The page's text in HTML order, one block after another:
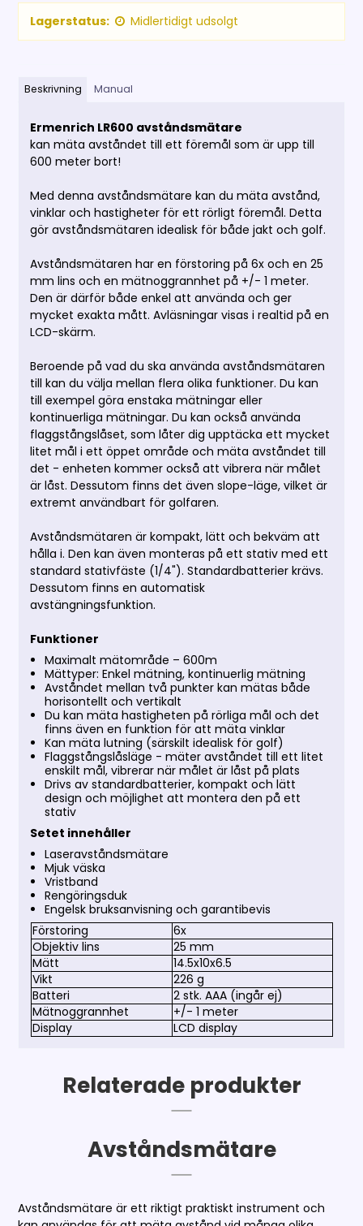
Lagerstatus: Midlertidigt udsolgt
Beskrivning Manual
Ermenrich LR600 avståndsmätare
kan mäta avståndet till ett föremål som är upp till
600 meter bort!
Med denna avståndsmätare kan du mäta avstånd,
vinklar och hastigheter för ett rörligt föremål. Detta
gör avståndsmätaren idealisk för både jakt och golf.
Avståndsmätaren har en förstoring på 6x och en 25
mm lins och en mätnoggrannhet på +/- 1 meter.
Den är därför både enkel att använda och ger
mycket exakta mått. Avläsningar visas i realtid på en
LCD-skärm.
Beroende på vad du ska använda avståndsmätaren
till kan du välja mellan flera olika funktioner. Du kan
till exempel göra enstaka mätningar eller
kontinuerliga mätningar. Du kan också använda
flaggstångslåset, som låter dig upptäcka ett mycket
litet mål i ett öppet område och mäta avståndet till
det - enheten kommer också att vibrera när målet
är låst. Dessutom finns det även slope-läge, vilket är
extremt användbart för golfaren.
Avståndsmätaren är kompakt, lätt och bekväm att
hålla i. Den kan även monteras på ett stativ med ett
standard stativfäste (1/4"). Standardbatterier krävs.
Dessutom finns en automatisk
avstängningsfunktion.
Funktioner
Maximalt mätområde – 600m
Mättyper: Enkel mätning, kontinuerlig mätning
Avståndet mellan två punkter kan mätas både
horisontellt och vertikalt
Du kan mäta hastigheten på rörliga mål och det
finns även en funktion för att mäta vinklar
Kan mäta lutning (särskilt idealisk för golf)
Flaggstångslåsläge - mäter avståndet till ett litet
enskilt mål, vibrerar när målet är låst på plats
Drivs av standardbatterier, kompakt och lätt
design och möjlighet att montera den på ett
stativ
Setet innehåller
Laseravståndsmätare
Mjuk väska
Vristband
Rengöringsduk
Engelsk bruksanvisning och garantibevis
Förstoring
6x
Objektiv lins
25 mm
Mätt
14.5x10x6.5
Vikt
226 g
Batteri
2 stk. AAA (ingår ej)
Mätnoggrannhet
+/- 1 meter
Display
LCD display
Relaterade produkter
Avståndsmätare
Avståndsmätare är ett riktigt praktiskt instrument och